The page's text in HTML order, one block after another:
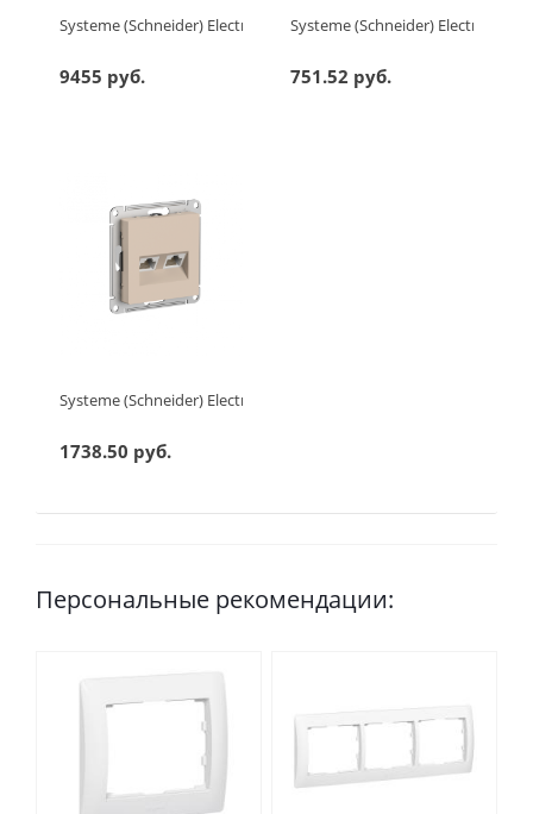
Systeme (Schneider) Electric ATLASDESIGN ТЕРМОСТАТ
9455 руб.
Systeme (Schneider) Electric
751.52 руб.
Systeme (Schneider) Electric ATLASDESIGN РОЗЕТКА двойная
1738.50 руб.
Персональные рекомендации: